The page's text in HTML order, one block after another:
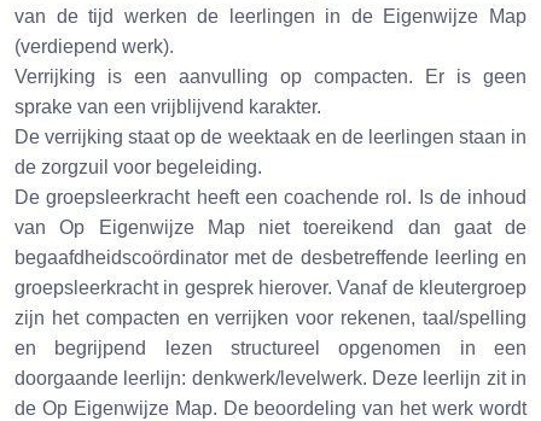
van de tijd werken de leerlingen in de Eigenwijze Map
(verdiepend werk).
Verrijking is een aanvulling op compacten. Er is geen
sprake van een vrijblijvend karakter.
De verrijking staat op de weektaak en de leerlingen staan in
de zorgzuil voor begeleiding.
De groepsleerkracht heeft een coachende rol. Is de inhoud
van Op Eigenwijze Map niet toereikend dan gaat de
begaafdheidscoördinator met de desbetreffende leerling en
groepsleerkracht in gesprek hierover. Vanaf de kleutergroep
zijn het compacten en verrijken voor rekenen, taal/spelling
en begrijpend lezen structureel opgenomen in een
doorgaande leerlijn: denkwerk/levelwerk. Deze leerlijn zit in
de Op Eigenwijze Map. De beoordeling van het werk wordt